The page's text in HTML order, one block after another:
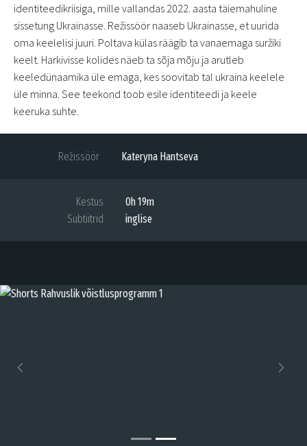
identiteedikriisiga, mille vallandas 2022. aasta täiemahuline
sissetung Ukrainasse. Režissöör naaseb Ukrainasse, et uurida
oma keelelisi juuri. Poltava külas räägib ta vanaemaga suržiki
keelt. Harkivisse kolides näeb ta sõja mõju ja arutleb
keeledünaamika üle emaga, kes soovitab tal ukraina keelele
üle minna. See teekond toob esile identiteedi ja keele
keeruka suhte.
Režissöör Kateryna Hantseva
Kestus
0h 19m
Subtiitrid
inglise